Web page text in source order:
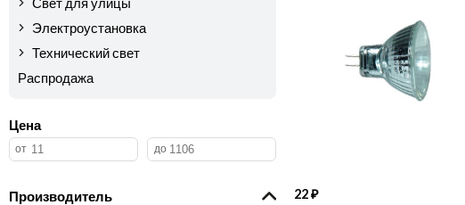
Электроустановка
Технический свет
Распродажа
Цена
Производитель
22